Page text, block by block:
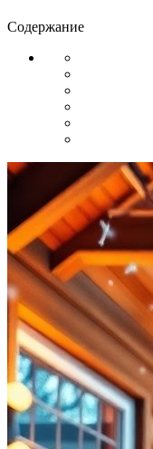
Содержание